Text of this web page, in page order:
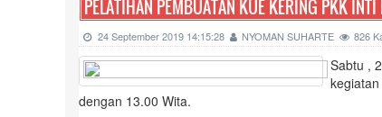
PELATIHAN PEMBUATAN KUE KERING PKK INTI
24 September 2019 14:15:28 NYOMAN SUHARTE 826
Sabtu ,
dengan 13.00 Wita.